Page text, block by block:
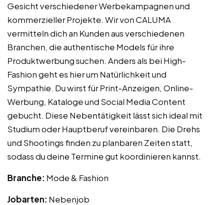
Gesicht verschiedener Werbekampagnen und
kommerzieller Projekte. Wir von CALUMA
vermitteln dich an Kunden aus verschiedenen
Branchen, die authentische Models für ihre
Produktwerbung suchen. Anders als bei High-
Fashion geht es hier um Natürlichkeit und
Sympathie. Du wirst für Print-Anzeigen, Online-
Werbung, Kataloge und Social Media Content
gebucht. Diese Nebentätigkeit lässt sich ideal mit
Studium oder Hauptberuf vereinbaren. Die Drehs
und Shootings finden zu planbaren Zeiten statt,
sodass du deine Termine gut koordinieren kannst.
Branche: Mode & Fashion
Jobarten: Nebenjob